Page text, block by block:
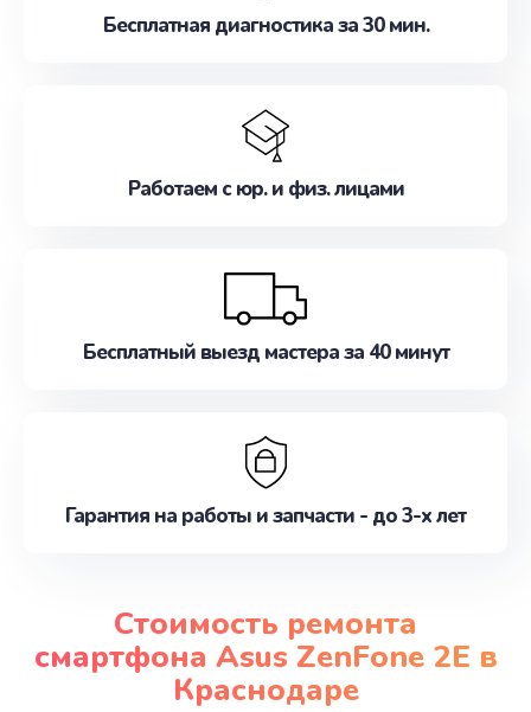
Бесплатная диагностика за 30 мин.
Работаем с юр. и физ. лицами
Бесплатный выезд мастера за 40 минут
Гарантия на работы и запчасти - до 3-х лет
Стоимость ремонта
смартфона Asus ZenFone 2E в
Краснодаре